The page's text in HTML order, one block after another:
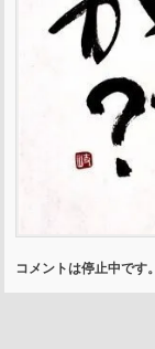
コメントは停止中です。